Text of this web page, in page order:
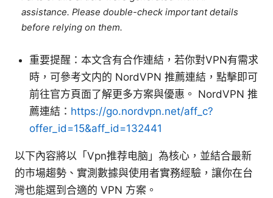
assistance. Please double-check important details
before relying on them.
重要提醒：本文含有合作連結，若你對VPN有需求
時，可參考文内的 NordVPN 推薦連結，點擊即可
前往官方頁面了解更多方案與優惠。 NordVPN 推
薦連結： https://go.nordvpn.net/aff_c?
offer_id=15&aff_id=132441
以下內容將以「Vpn推荐电脑」為核心，並結合最新
的市場趨勢、實測數據與使用者實務經驗，讓你在台
灣也能選到合適的 VPN 方案。